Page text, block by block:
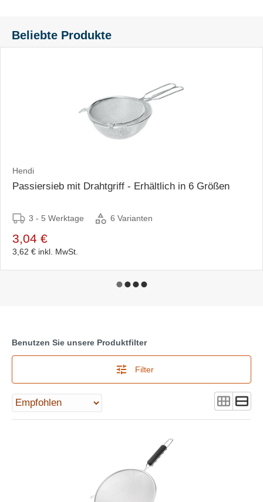
Beliebte Produkte
Hendi
Passiersieb mit Drahtgriff - Erhältlich in 6 Größen
3 - 5 Werktage 6 Varianten
3,04 €
3,62 € inkl. MwSt.
Benutzen Sie unsere Produktfilter
Filter